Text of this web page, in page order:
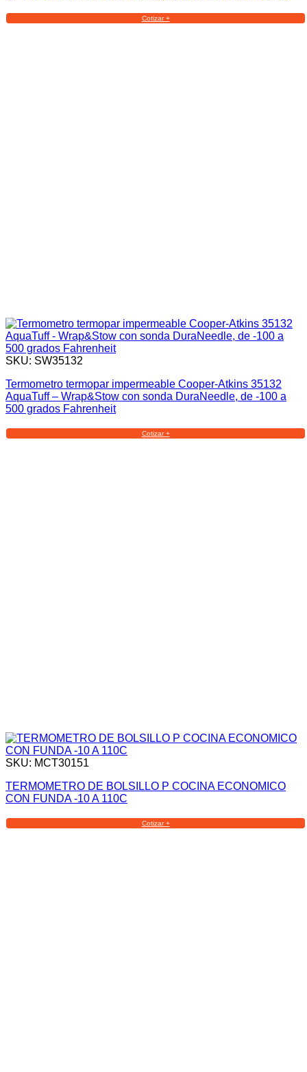
Cotizar +
SKU: SW35132
Termometro termopar impermeable Cooper-Atkins 35132
AquaTuff – Wrap&Stow con sonda DuraNeedle, de -100 a
500 grados Fahrenheit
Cotizar +
SKU: MCT30151
TERMOMETRO DE BOLSILLO P COCINA ECONOMICO
CON FUNDA -10 A 110C
Cotizar +